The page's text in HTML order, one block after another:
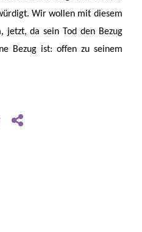
Wir wollen mit diesem
jetzt, da sein Tod den Bezug
Bezug ist: offen zu seinem